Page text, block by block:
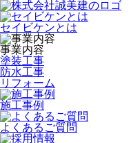
セイビケンとは
事業内容
塗装工事
防水工事
リフォーム
施工事例
よくあるご質問